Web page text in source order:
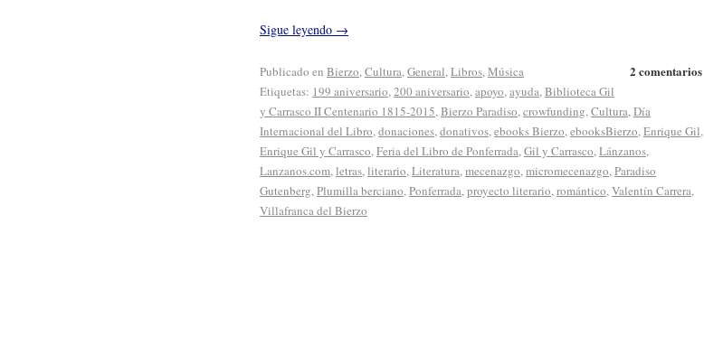
Sigue leyendo →
2 comentarios
Publicado en Bierzo,Cultura,General,Libros,Música
Etiquetas: 199 aniversario,200 aniversario,apoyo,ayuda,Biblioteca Gil
y Carrasco II Centenario 1815-2015,Bierzo Paradiso,crowfunding,Cultura,Día
Internacional del Libro,donaciones,donativos,ebooks Bierzo,ebooksBierzo,Enrique Gil,
Enrique Gil y Carrasco,Feria del Libro de Ponferrada,Gil y Carrasco,Lánzanos,
Lanzanos.com,letras,literario,Literatura,mecenazgo,micromecenazgo,Paradiso
Gutenberg,Plumilla berciano,Ponferrada,proyecto literario,romántico,Valentín Carrera,
Villafranca del Bierzo